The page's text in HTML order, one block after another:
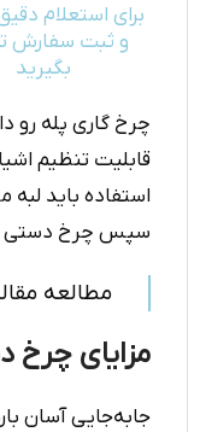
برای استعلام
و ثبت سفارش
بگیرید
چرخ گاری پله رو
قابلیت تنظیم
استفاده باید
سپس چرخ دستی
مطالعه
مزایای چرخ
جابه‌جایی آسان